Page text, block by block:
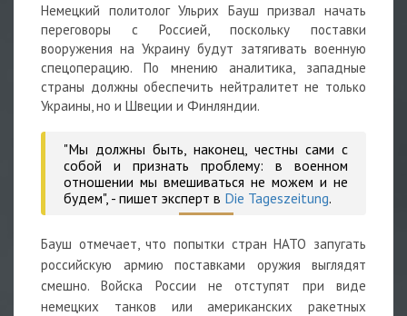
Немецкий политолог Ульрих Бауш призвал начать
переговоры с Россией, поскольку поставки
вооружения на Украину будут затягивать военную
спецоперацию. По мнению аналитика, западные
страны должны обеспечить нейтралитет не только
Украины, но и Швеции и Финляндии.
"Мы должны быть, наконец, честны сами с
собой и признать проблему: в военном
отношении мы вмешиваться не можем и не
будем", - пишет эксперт в Die Tageszeitung.
Бауш отмечает, что попытки стран НАТО запугать
российскую армию поставками оружия выглядят
смешно. Войска России не отступят при виде
немецких танков или американских ракетных